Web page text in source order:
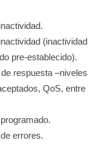
(inactividad
pre-establecido).
respuesta –niveles
QoS, entre
errores.